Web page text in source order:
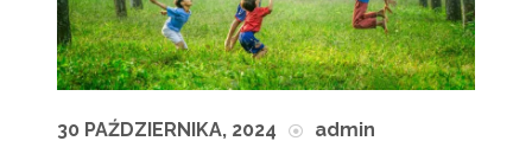
30 PAŹDZIERNIKA, 2024 admin